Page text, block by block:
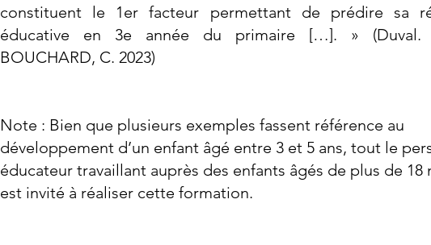
constituent le 1er facteur permettant de prédire sa
éducative en 3e année du primaire […]. »
BOUCHARD, C. 2023)
Note : Bien que plusieurs exemples fassent référence au
développement d’un enfant âgé entre 3 et 5 ans, tout le
éducateur travaillant auprès des enfants âgés de plus de 18
est invité à réaliser cette formation.